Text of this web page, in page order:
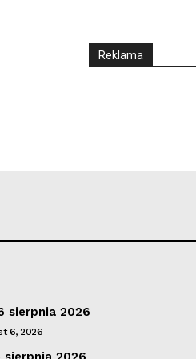
Reklama
sierpnia 2026
6, 2026